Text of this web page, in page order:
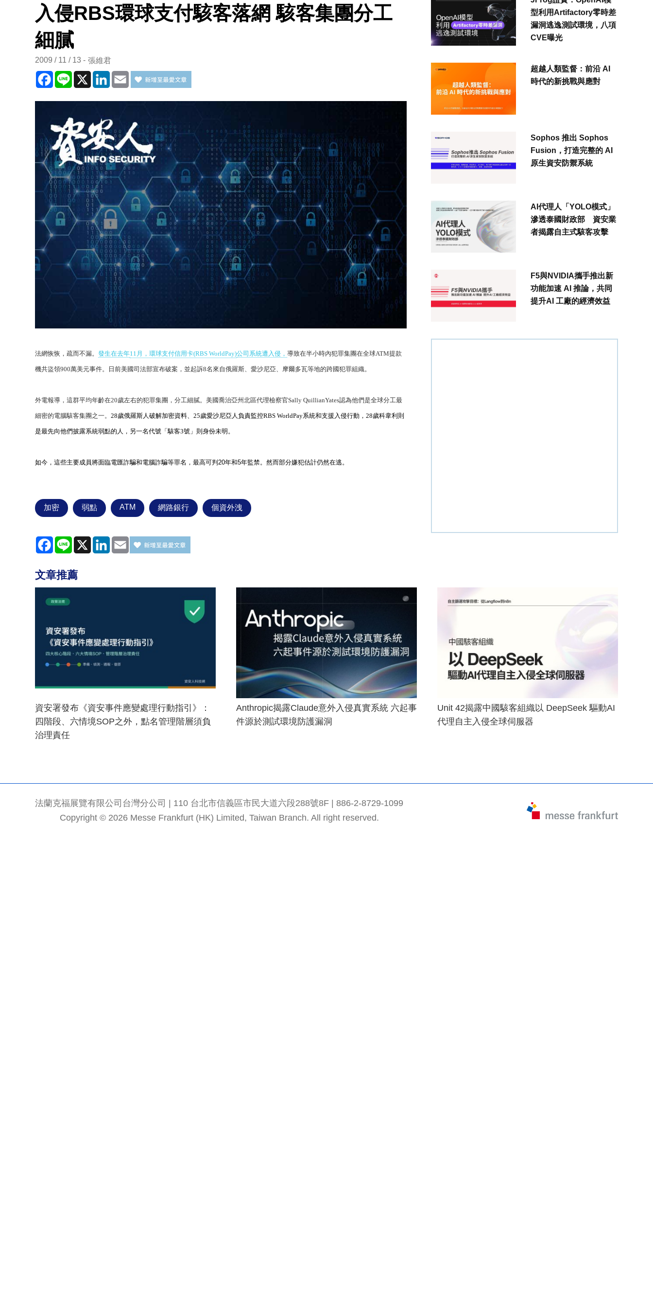
入侵RBS環球支付駭客落網 駭客集團分工
細膩
2009 / 11 / 13 張維君
Facebook
Line X LinkedInEmail
法網恢恢，疏而不漏。 發生在去年11 月，環球支付信用卡(RBS WorldPay)公司系統遭入侵， 導致在半小時內犯罪集團在全球ATM提款
機共盜領900萬美元事件。日前美國司法部宣布破案，並起訴8名來自俄羅斯、愛沙尼亞、摩爾多瓦等地的跨國犯罪組織。
外電報導，這群平均年齡在20歲左右的犯罪集團，分工細膩。美國喬治亞州北區代理檢察官Sally QuillianYates認為他們是全球分工最
細密的電腦駭客集團之一。 28歲俄羅斯人破解加密資料、 25歲愛沙尼亞人負責監控RBS WorldPay系統和支援入侵行動， 28歲科韋利則
是最先向他們披露系統弱點的人，另一名代號「駭客3號」則身份未明。
如今，這些主要成員將面臨電匯詐騙和電腦詐騙等罪名，最高可判 20年和5年監禁。然而部分嫌犯估計仍然在逃。
加密 弱點 ATM 網路銀行 個資外洩
Facebook
Line X LinkedInEmail
型利用Artifactory零時差
漏洞逃逸測試環境，八項
CVE曝光
超越人類監督：前沿 AI
時代的新挑戰與應對
Sophos 推出 Sophos
Fusion，打造完整的 AI
原生資安防禦系統
AI代理人「YOLO模式」
滲透泰國財政部 資安業
者揭露自主式駭客攻擊
F5與NVIDIA攜手推出新
功能加速 AI 推論，共同
提升AI 工廠的經濟效益
文章推薦
資安署發布《資安事件應變處理行動指引》：
四階段、六情境SOP之外，點名管理階層須負
治理責任
Anthropic揭露Claude意外入侵真實系統 六起事
件源於測試環境防護漏洞
Unit 42揭露中國駭客組織以 DeepSeek 驅動AI
代理自主入侵全球伺服器
法蘭克福展覽有限公司台灣分公司 | 110 台北市信義區市民大道六段288號8F | 886-2-8729-1099
Copyright © 2026 Messe Frankfurt (HK) Limited, Taiwan Branch. All right reserved.